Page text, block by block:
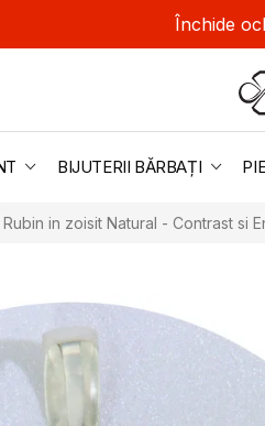
Închide
BIJUTERII BĂRBAȚI
in zoisit Natural - Contrast si